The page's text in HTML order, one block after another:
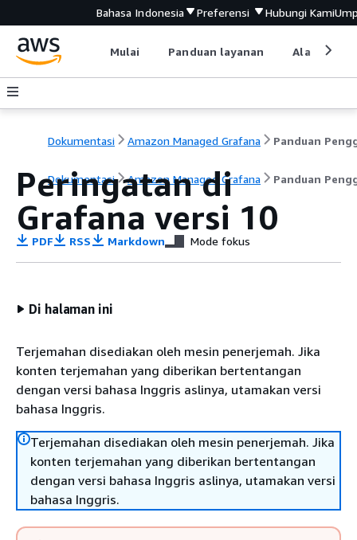
Bahasa Indonesia Preferensi Hubungi Kami
Mulai Panduan layanan Alat
Dokumentasi Amazon Managed Grafana
Dokumentasi Amazon Managed Grafana Panduan
Peringatan di
Grafana versi 10
PDF RSS Markdown Mode fokus
Di halaman ini
Terjemahan disediakan oleh mesin penerjemah. Jika
konten terjemahan yang diberikan bertentangan
dengan versi bahasa Inggris aslinya, utamakan versi
bahasa Inggris.
Terjemahan disediakan oleh mesin penerjemah. Jika
konten terjemahan yang diberikan bertentangan
dengan versi bahasa Inggris aslinya, utamakan versi
bahasa Inggris.